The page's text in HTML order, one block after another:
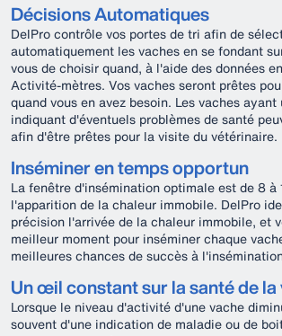
Décisions Automatiques
DelPro contrôle vos portes de tri afin de
automatiquement les vaches en se fondant
vous de choisir quand, à l'aide des données
Activité-mètres. Vos vaches seront prêtes
quand vous en avez besoin. Les vaches
indiquant d'éventuels problèmes de santé
afin d'être prêtes pour la visite du vétérinaire.
Inséminer en temps opportun
La fenêtre d'insémination optimale est de 8 à
l'apparition de la chaleur immobile. DelPro
précision l'arrivée de la chaleur immobile, et
meilleur moment pour inséminer chaque
meilleures chances de succès à
Un œil constant sur la santé de la
Lorsque le niveau d'activité d'une vache
souvent d'une indication de maladie ou de